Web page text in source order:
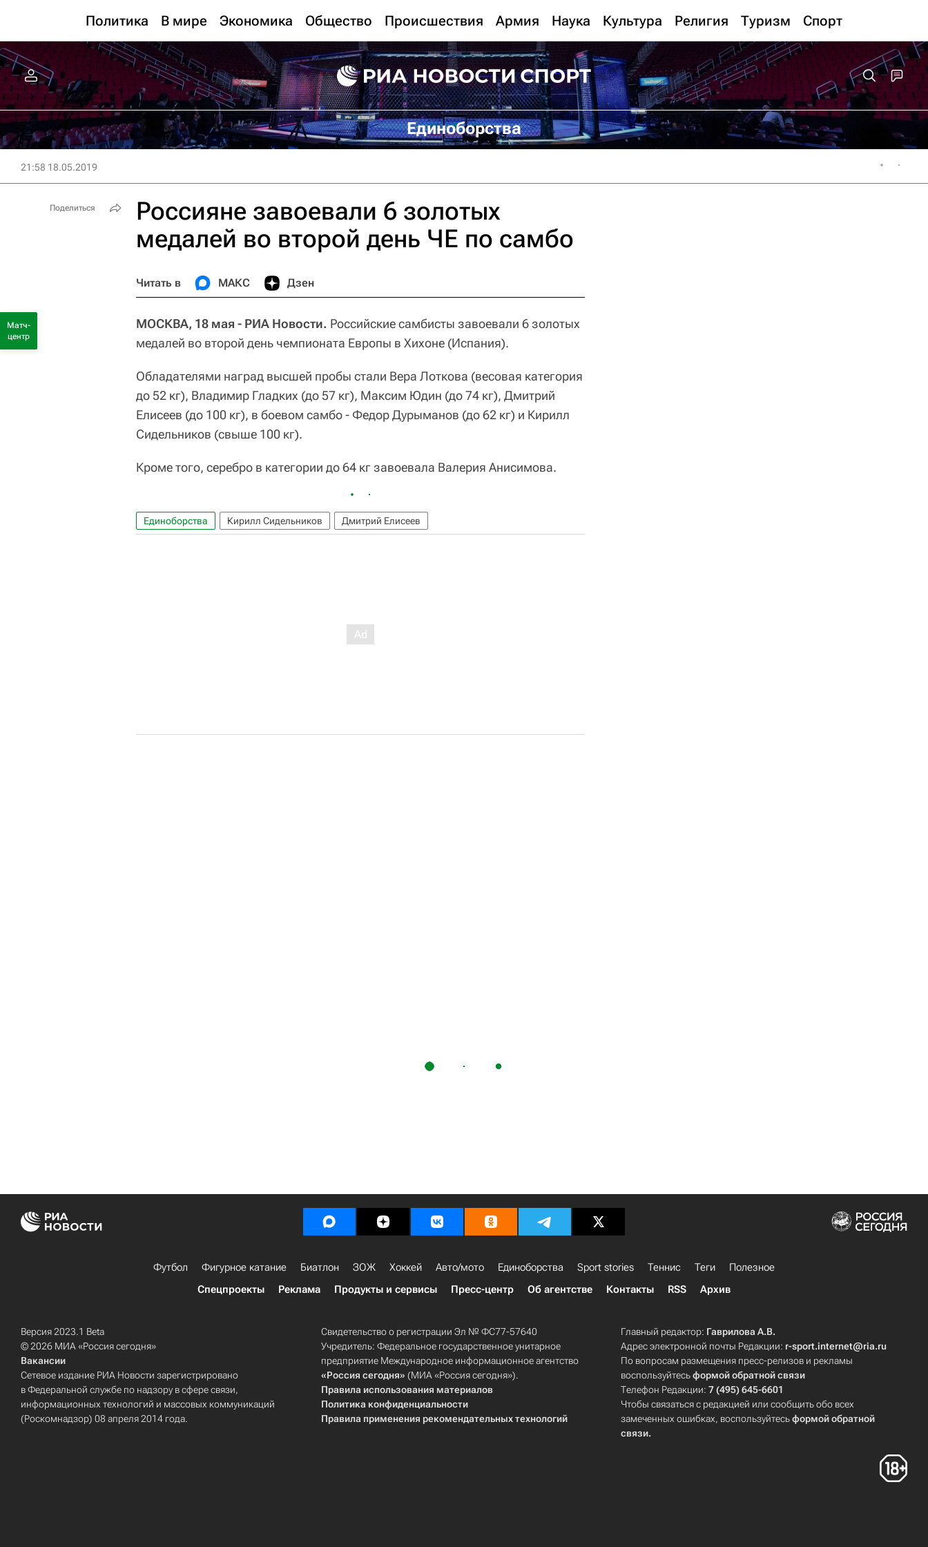
Политика В мире Экономика Общество Происшествия Армия Наука Культура Религия Туризм Спорт
Единоборства
21:58 18.05.2019
Россияне завоевали 6 золотых
медалей во второй день ЧЕ по самбо
Читать в МАКС Дзен
МОСКВА, 18 мая - РИА Новости. Российские самбисты завоевали 6 золотых
медалей во второй день чемпионата Европы в Хихоне (Испания).
Обладателями наград высшей пробы стали Вера Лоткова (весовая категория
до 52 кг), Владимир Гладких (до 57 кг), Максим Юдин (до 74 кг), Дмитрий
Елисеев (до 100 кг), в боевом самбо - Федор Дурыманов (до 62 кг) и Кирилл
Сидельников (свыше 100 кг).
Кроме того, серебро в категории до 64 кг завоевала Валерия Анисимова.
Единоборства Кирилл Сидельников Дмитрий Елисеев
Поделиться
Матч-
центр
Футбол Фигурное катание Биатлон ЗОЖ Хоккей Авто/мото Единоборства Sport stories Теннис Теги
Полезное
Спецпроекты
Реклама Продукты и сервисы Пресс-центр Об агентстве Контакты RSS Архив
Версия 2023.1 Beta
© 2026 МИА «Россия сегодня»
Вакансии
Сетевое издание РИА Новости зарегистрировано
в Федеральной службе по надзору в сфере связи,
информационных технологий и массовых коммуникаций
(Роскомнадзор) 08 апреля 2014 года.
Свидетельство о регистрации Эл № ФС77-57640
Учредитель: Федеральное государственное унитарное
предприятие Международное информационное агентство
«Россия сегодня» (МИА «Россия сегодня»).
Правила использования материалов
Политика конфиденциальности
Правила применения рекомендательных технологий
Главный редактор: Гаврилова А.В.
Адрес электронной почты Редакции: r-sport.internet@ria.ru
По вопросам размещения пресс-релизов и рекламы
воспользуйтесьформой обратной связи
Телефон Редакции:7 (495) 645-6601
Чтобы связаться с редакцией или сообщить обо всех
замеченных ошибках, воспользуйтесьформой обратной
связи.